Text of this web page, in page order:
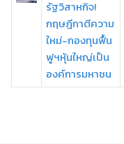
รัฐวิสาหกิจ!
กฤษฎีกาตีความ
ใหม่-กองทุนฟื้น
ฟูฯหุ้นใหญ่เป็น
องค์การมหาชน